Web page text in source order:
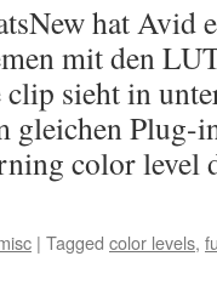
hat Avid
mit den
sieht in
gleichen Plug-
color
| Tagged color levels,